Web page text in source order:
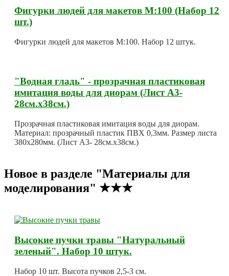
Фигурки людей для макетов М:100 (Набор 12
шт.)
Фигурки людей для макетов М:100. Набор 12 штук.
"Водная гладь" - прозрачная пластиковая
имитация воды для диорам (Лист А3-
28см.х38см.)
Прозрачная пластиковая имитация воды для диорам.
Материал: прозрачный пластик ПВХ 0,3мм. Размер листа
380х280мм. (Лист А3- 28см.х38см.)
Новое в разделе "Материалы для
моделирования" ★★★
Высокие пучки травы "Натуральный
зеленый". Набор 10 штук.
Набор 10 шт. Высота пучков 2,5-3 см.